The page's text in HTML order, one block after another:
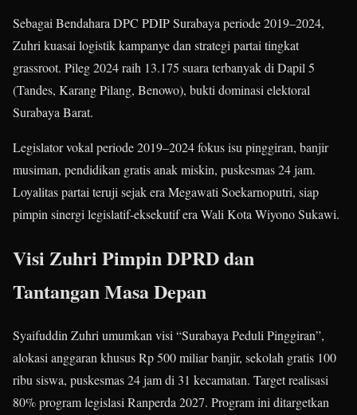
Sebagai Bendahara DPC PDIP Surabaya periode 2019–2024,
Zuhri kuasai logistik kampanye dan strategi partai tingkat
grassroot. Pileg 2024 raih 13.175 suara terbanyak di Dapil 5
(Tandes, Karang Pilang, Benowo), bukti dominasi elektoral
Surabaya Barat.
Legislator vokal periode 2019–2024 fokus isu pinggiran, banjir
musiman, pendidikan gratis anak miskin, puskesmas 24 jam.
Loyalitas partai teruji sejak era Megawati Soekarnoputri, siap
pimpin sinergi legislatif-eksekutif era Wali Kota Wiyono Sukawi.
Visi Zuhri Pimpin DPRD dan
Tantangan Masa Depan
Syaifuddin Zuhri umumkan visi “Surabaya Peduli Pinggiran”,
alokasi anggaran khusus Rp 500 miliar banjir, sekolah gratis 100
ribu siswa, puskesmas 24 jam di 31 kecamatan. Target realisasi
80% program legislasi Ranperda 2027. Program ini ditargetkan